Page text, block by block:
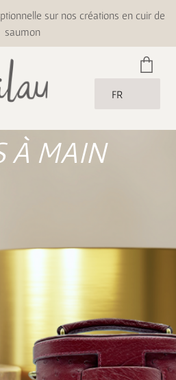
sur nos créations en cuir de
saumon
FR
À MAIN